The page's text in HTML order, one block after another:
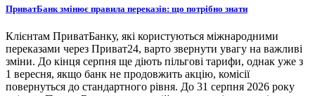
ПриватБанк змінює правила переказів: що потрібно знати
Клієнтам ПриватБанку, які користуються міжнародними
переказами через Приват24, варто звернути увагу на важливі
зміни. До кінця серпня ще діють пільгові тарифи, однак уже з
1 вересня, якщо банк не продовжить акцію, комісії
повернуться до стандартного рівня. До 31 серпня 2026 року